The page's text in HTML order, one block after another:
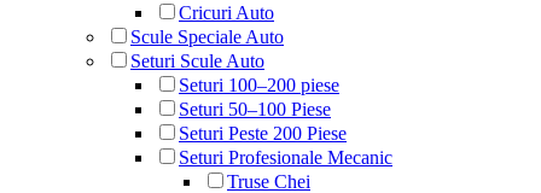
Cricuri Auto
Scule Speciale Auto
Seturi Scule Auto
Seturi 100–200 piese
Seturi 50–100 Piese
Seturi Peste 200 Piese
Seturi Profesionale Mecanic
Truse Chei